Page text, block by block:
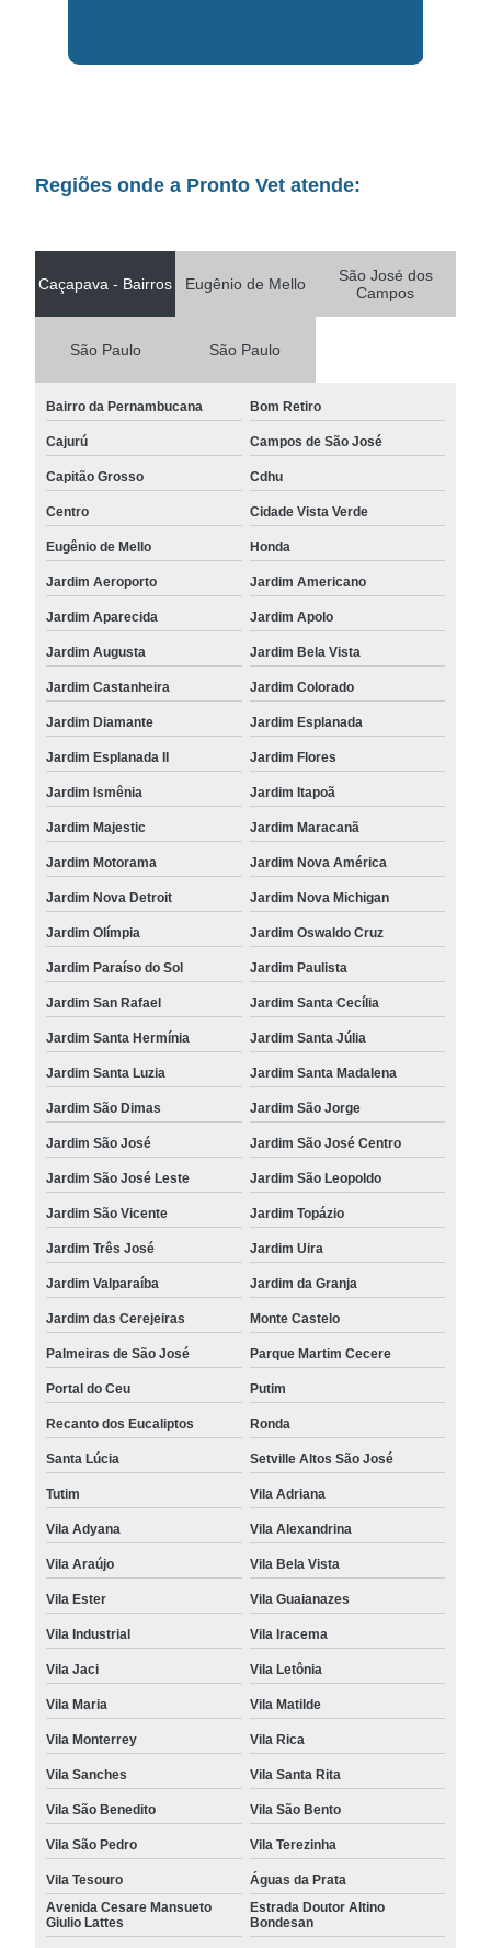
Regiões onde a Pronto Vet atende:
Caçapava - Bairros Eugênio de Mello
São José dos
Campos
São Paulo São Paulo
Bairro da Pernambucana Bom Retiro
Cajurú Campos de São José
Capitão Grosso Cdhu
Centro Cidade Vista Verde
Eugênio de Mello Honda
Jardim Aeroporto Jardim Americano
Jardim Aparecida Jardim Apolo
Jardim Augusta Jardim Bela Vista
Jardim Castanheira Jardim Colorado
Jardim Diamante Jardim Esplanada
Jardim Esplanada II Jardim Flores
Jardim Ismênia Jardim Itapoã
Jardim Majestic Jardim Maracanã
Jardim Motorama Jardim Nova América
Jardim Nova Detroit Jardim Nova Michigan
Jardim Olímpia Jardim Oswaldo Cruz
Jardim Paraíso do Sol Jardim Paulista
Jardim San Rafael Jardim Santa Cecília
Jardim Santa Hermínia Jardim Santa Júlia
Jardim Santa Luzia Jardim Santa Madalena
Jardim São Dimas Jardim São Jorge
Jardim São José Jardim São José Centro
Jardim São José Leste Jardim São Leopoldo
Jardim São Vicente Jardim Topázio
Jardim Três José Jardim Uira
Jardim Valparaíba Jardim da Granja
Jardim das Cerejeiras Monte Castelo
Palmeiras de São José Parque Martim Cecere
Portal do Ceu Putim
Recanto dos Eucaliptos Ronda
Santa Lúcia Setville Altos São José
Tutim Vila Adriana
Vila Adyana Vila Alexandrina
Vila Araújo Vila Bela Vista
Vila Ester Vila Guaianazes
Vila Industrial Vila Iracema
Vila Jaci Vila Letônia
Vila Maria Vila Matilde
Vila Monterrey Vila Rica
Vila Sanches Vila Santa Rita
Vila São Benedito Vila São Bento
Vila São Pedro Vila Terezinha
Vila Tesouro
Águas da Prata
Avenida Cesare Mansueto
Giulio Lattes
Estrada Doutor Altino
Bondesan